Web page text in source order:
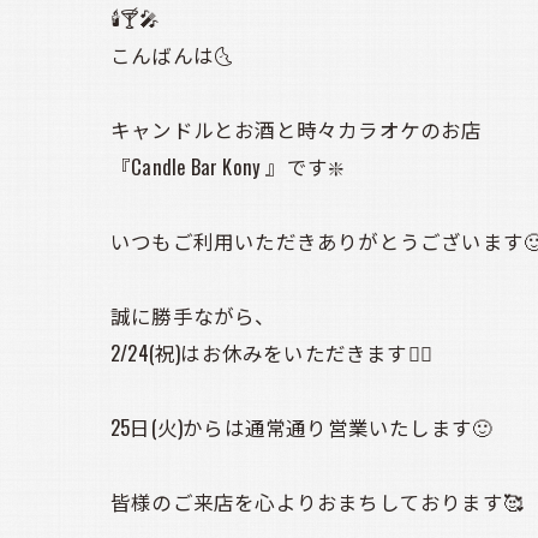
🕯️🍸️🎤
こんばんは🌜️
キャンドルとお酒と時々カラオケのお店
『Candle Bar Kony 』です❇️
いつもご利用いただきありがとうございます
誠に勝手ながら、
2/24(祝)はお休みをいただきます🙇‍♀️
25日(火)からは通常通り営業いたします🙂
皆様のご来店を心よりおまちしております🥰